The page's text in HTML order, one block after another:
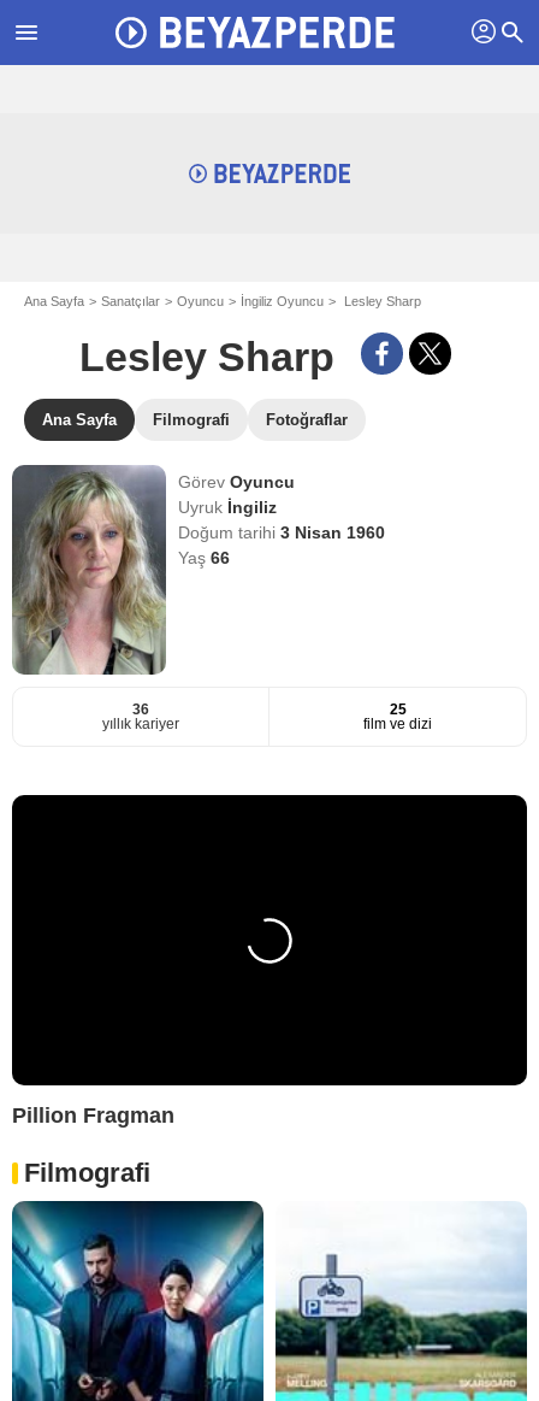
menu profil search
Ana Sayfa Sanatçılar Oyuncu İngiliz Oyuncu Lesley Sharp
Lesley Sharp
Ana Sayfa Filmografi Fotoğraflar
GörevOyuncu
Uyruk İngiliz
Doğum tarihi3 Nisan 1960
Yaş66
36
yıllık kariyer
25
film ve dizi
Pillion Fragman
Filmografi